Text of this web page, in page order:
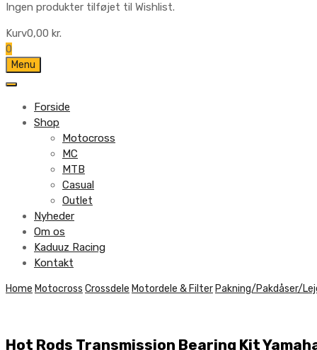
Ingen produkter tilføjet til Wishlist.
Kurv0,00 kr.
0
Menu
Forside
Shop
Motocross
MC
MTB
Casual
Outlet
Nyheder
Om os
Kaduuz Racing
Kontakt
Skip
Home Motocross Crossdele Motordele & Filter Pakning/Pakdåser/
Hot Rods Transmission Bearing Kit